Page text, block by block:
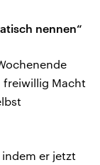
nennen“
freiwillig Macht
er jetzt